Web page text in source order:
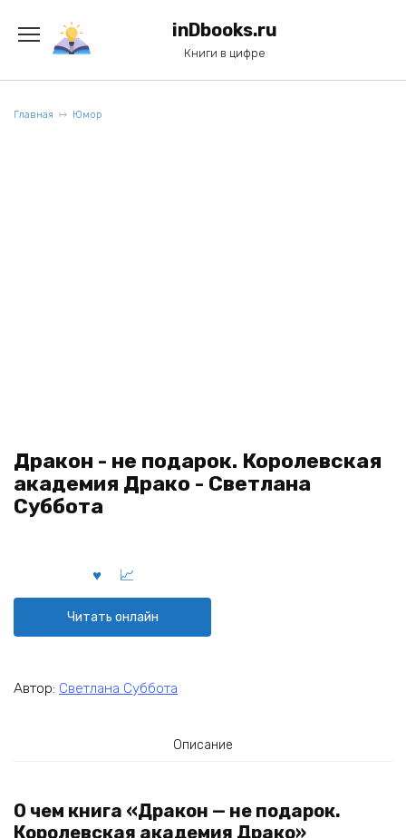
содержанию
inDbooks.ru
Книги в цифре
Главная Юмор
Дракон - не подарок. Королевская
академия Драко - Светлана
Суббота
Читать онлайн
Автор: Светлана Суббота
Описание
О чем книга «Дракон — не подарок.
Королевская академия Драко»